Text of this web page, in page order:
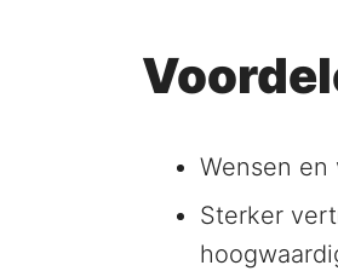
Wensen
Sterker